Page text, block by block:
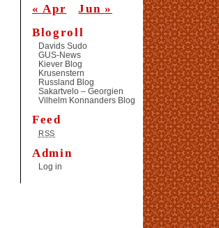
« Apr
Jun »
Blogroll
Davids Sudo
GUS-News
Kiever Blog
Krusenstern
Russland Blog
Sakartvelo – Georgien
Vilhelm Konnanders Blog
Feed
RSS
Admin
Log in